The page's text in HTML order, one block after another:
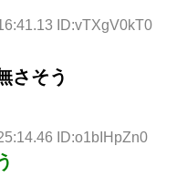
ID:vTXgV0kT0
さそう
ID:o1bIHpZn0